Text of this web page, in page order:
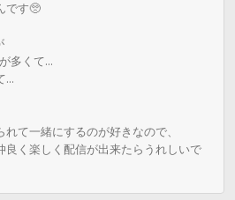
です🥺
多くて...
...
て一緒にするのが好きなので、
良く楽しく配信が出来たらうれしいで